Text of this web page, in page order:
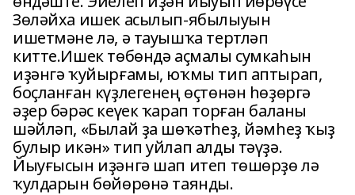
Зөләйха ишек асылып-ябылыуын
ишетмәне лә, ә тауышҡа тертләп
китте.Ишек төбөндә аҫмалы сумкаһын
иҙәнгә ҡуйырғамы, юҡмы тип аптырап,
боҫланған күҙлегенең өҫтөнән һөҙөргә
әҙер бәрәс кеүек ҡарап торған баланы
шәйләп, «Былай ҙа шөҡәтһеҙ, йәмһеҙ ҡыҙ
булыр икән» тип уйлап алды тәүҙә.
Йыуғысын иҙәнгә шап итеп төшөрҙө лә
ҡулдарын бөйөрөнә таянды.